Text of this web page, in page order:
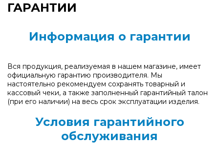
ГАРАНТИИ
Информация о гарантии
Вся продукция, реализуемая в нашем магазине, имеет
официальную гарантию производителя. Мы
настоятельно рекомендуем сохранять товарный и
кассовый чеки, а также заполненный гарантийный талон
(при его наличии) на весь срок эксплуатации изделия.
Условия гарантийного
обслуживания